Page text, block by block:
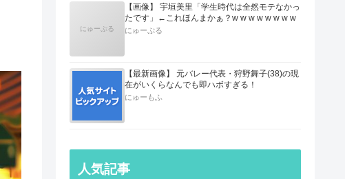
にゅーぷる
【画像】 宇垣美里「学生時代は全然モテなかっ
たです」←これほんまかぁ？w w w w w w w w
にゅーぷる
【最新画像】 元バレー代表・狩野舞子(38)の現
在がいくらなんでも即ハボすぎる！
にゅーもふ
人気記事